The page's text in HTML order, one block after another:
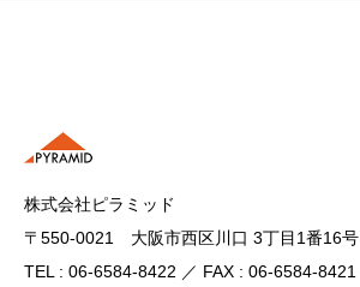
株式会社ピラミッド
〒550-0021 大阪市西区川口 3丁目1番16号
TEL : 06-6584-8422 ／ FAX : 06-6584-8421